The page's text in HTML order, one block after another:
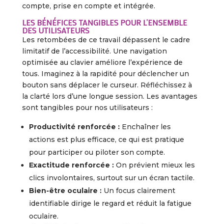
compte, prise en compte et intégrée.
LES BÉNÉFICES TANGIBLES POUR L’ENSEMBLE
DES UTILISATEURS
Les retombées de ce travail dépassent le cadre
limitatif de l’accessibilité. Une navigation
optimisée au clavier améliore l’expérience de
tous. Imaginez à la rapidité pour déclencher un
bouton sans déplacer le curseur. Réfléchissez à
la clarté lors d’une longue session. Les avantages
sont tangibles pour nos utilisateurs :
Productivité renforcée :Enchaîner les
actions est plus efficace, ce qui est pratique
pour participer ou piloter son compte.
Exactitude renforcée :On prévient mieux les
clics involontaires, surtout sur un écran tactile.
Bien-être oculaire :Un focus clairement
identifiable dirige le regard et réduit la fatigue
oculaire.